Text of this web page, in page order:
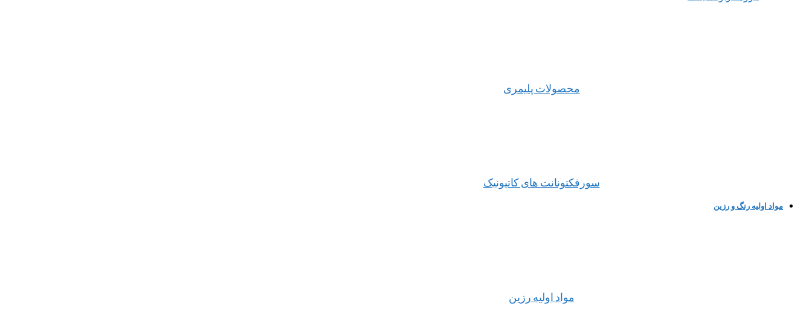
محصولات پلیمری
سورفکتونانت های کاتیونیک
مواد اولیه رنگ و رزین
مواد اولیه رزین